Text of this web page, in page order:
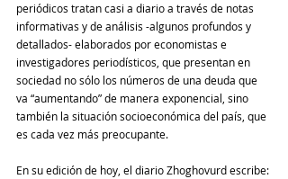
periódicos tratan casi a diario a través de notas
informativas y de análisis -algunos profundos y
detallados- elaborados por economistas e
investigadores periodísticos, que presentan en
sociedad no sólo los números de una deuda que
va “aumentando” de manera exponencial, sino
también la situación socioeconómica del país, que
es cada vez más preocupante.
En su edición de hoy, el diario Zhoghovurd escribe: